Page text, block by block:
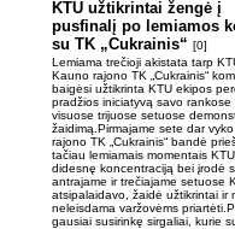
KTU užtikrintai žengė į
pusfinalį po lemiamos
su TK „Cukrainis“ [0]
Lemiama trečioji akistata tarp
Kauno rajono TK „Cukrainis“
baigėsi užtikrinta KTU ekipos
pradžios iniciatyvą savo
visuose trijuose setuose
žaidimą.Pirmajame sete dar
rajono TK „Cukrainis“ bandė
tačiau lemiamais momentais
didesnę koncentraciją bei įrodė
antrajame ir trečiajame setuose
atsipalaidavo, žaidė užtikrintai ir
neleisdama varžovėms
gausiai susirinkę sirgaliai, kurie